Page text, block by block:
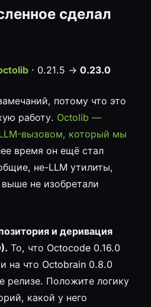
сделал
· 0.21.5 → 0.23.0
потому что это
работу. Octolib —
вызовом, который мы
время он ещё стал
не-LLM утилиты,
не изобретали
и деривация
То, что Octocode 0.16.0
на что Octobrain 0.8.0
релизе. Положите логику
какой у него